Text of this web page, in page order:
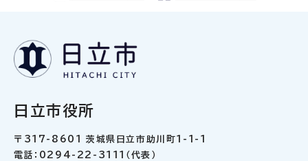
日立市役所
〒317-8601 茨城県日立市助川町1-1-1
電話：0294-22-3111（代表）